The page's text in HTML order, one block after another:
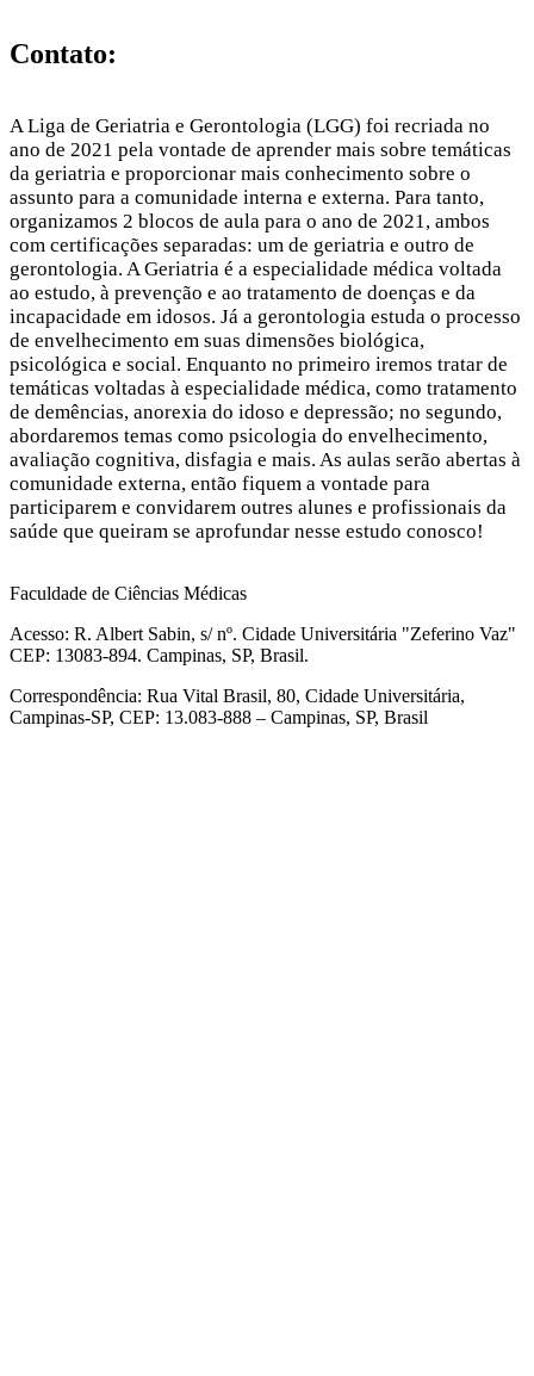
Contato:
A Liga de Geriatria e Gerontologia (LGG) foi recriada no
ano de 2021 pela vontade de aprender mais sobre temáticas
da geriatria e proporcionar mais conhecimento sobre o
assunto para a comunidade interna e externa. Para tanto,
organizamos 2 blocos de aula para o ano de 2021, ambos
com certificações separadas: um de geriatria e outro de
gerontologia. A Geriatria é a especialidade médica voltada
ao estudo, à prevenção e ao tratamento de doenças e da
incapacidade em idosos. Já a gerontologia estuda o processo
de envelhecimento em suas dimensões biológica,
psicológica e social. Enquanto no primeiro iremos tratar de
temáticas voltadas à especialidade médica, como tratamento
de demências, anorexia do idoso e depressão; no segundo,
abordaremos temas como psicologia do envelhecimento,
avaliação cognitiva, disfagia e mais. As aulas serão abertas à
comunidade externa, então fiquem a vontade para
participarem e convidarem outres alunes e profissionais da
saúde que queiram se aprofundar nesse estudo conosco!
Faculdade de Ciências Médicas
Acesso: R. Albert Sabin, s/ nº. Cidade Universitária "Zeferino Vaz"
CEP: 13083-894. Campinas, SP, Brasil.
Correspondência: Rua Vital Brasil, 80, Cidade Universitária,
Campinas-SP, CEP: 13.083-888 – Campinas, SP, Brasil